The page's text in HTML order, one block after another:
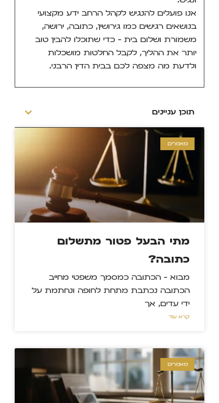
אנו פועלים להנגיש לקהל הרחב ידע מקצועי
בנושאים רגישים כמו גירושין, כתובה, ירושה,
משמורת ושלום בית – כדי שתוכלו להבין טוב
יותר את ההליך, לקבל החלטות מושכלות
ולדעת מה מצפה לכם בבית הדין הרבני.
תוכן עניינים
מאמרים
מתי הבעל פטור מתשלום
כתובה?
מבוא – הכתובה כמסמך משפטי מחייב
הכתובה נכתבת מתחת לחופה ונחתמת על
ידי עדים, אך
קרא עוד »
מאמרים